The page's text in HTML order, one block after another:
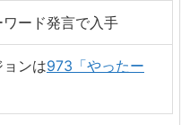
ード発言で入手
ンは973「やったー